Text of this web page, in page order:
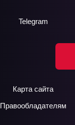
Telegram
Карта сайта
Правообладателям